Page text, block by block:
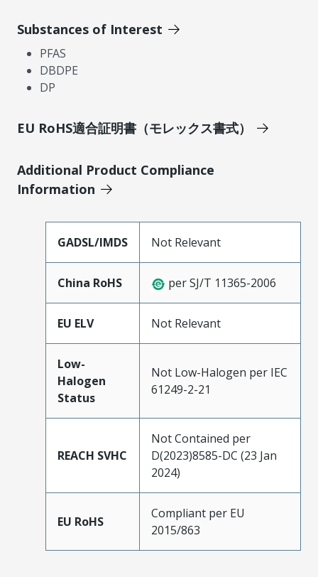
Substances of Interest
PFAS
DBDPE
DP
EU RoHS適合証明書（モレックス書式）
Additional Product Compliance
Information
GADSL/IMDS Not Relevant
China RoHS per SJ/T 11365-2006
EU ELV Not Relevant
Low-
Halogen
Status
Not Low-Halogen per IEC
61249-2-21
REACH SVHC
Not Contained per
D(2023)8585-DC (23 Jan
2024)
EU RoHS
Compliant per EU
2015/863